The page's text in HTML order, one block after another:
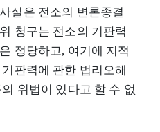
실은 전소의 변론종결
청구는 전소의 기판력
정당하고, 여기에 지적
판력에 관한 법리오해
위법이 있다고 할 수 없